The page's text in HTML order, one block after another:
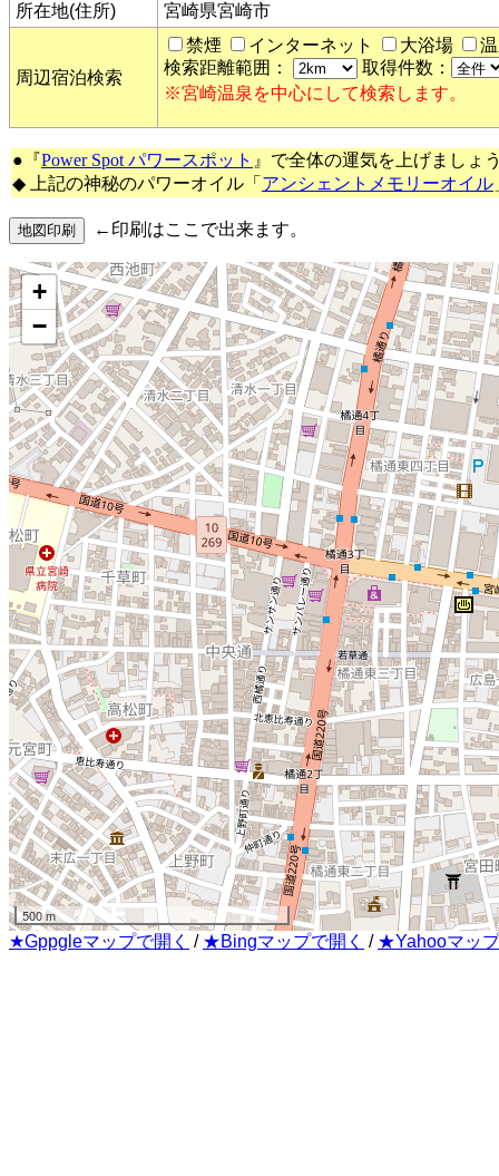
所在地(住所)
宮崎県宮崎市
周辺宿泊検索
禁煙 インターネット 大浴場
検索距離範囲：
取得件数：
※宮崎温泉を中心にして検索します。
●『Power Spot パワースポット 』で全体の運気を上げましょ
◆ 上記の神秘のパワーオイル「 アンシェントメモリーオイル
←印刷はここで出来ます。
+
−
500 m
★Gppgleマップで開く / ★Bingマップで開く / ★Yahooマッ